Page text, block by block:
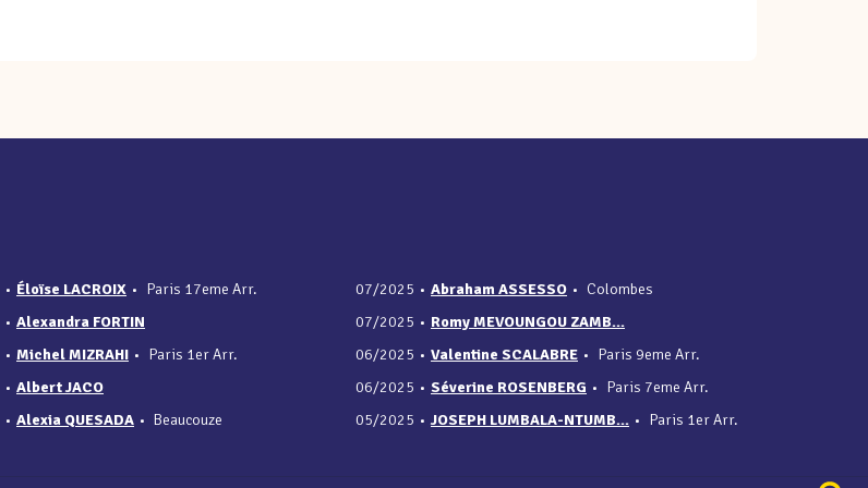
• Éloïse LACROIX • Paris 17eme Arr.
• Alexandra FORTIN
• Michel MIZRAHI • Paris 1er Arr.
• Albert JACO
• Alexia QUESADA • Beaucouze
07/2025 • Abraham ASSESSO • Colombes
07/2025 • Romy MEVOUNGOU ZAMB...
06/2025 • Valentine SCALABRE • Paris 9eme Arr.
06/2025 • Séverine ROSENBERG • Paris 7eme Arr.
05/2025 • JOSEPH LUMBALA-NTUMB... • Paris 1er Arr.